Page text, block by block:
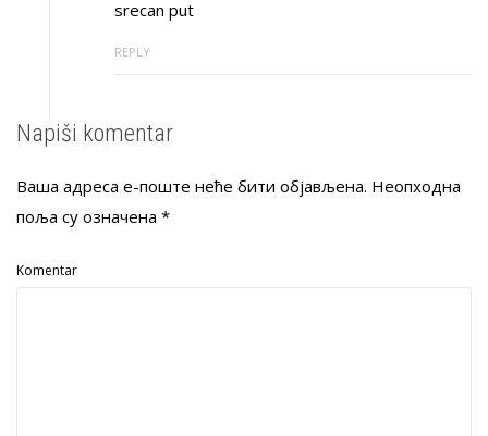
srecan put
REPLY
Napiši komentar
Ваша адреса е-поште неће бити објављена. Неопходна
поља су означена *
Komentar